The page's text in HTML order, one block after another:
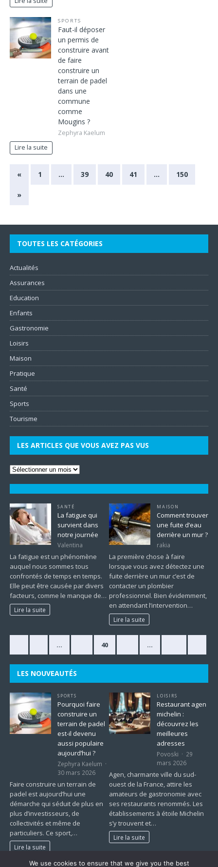
SPORTS
Faut-il déposer
un permis de
construire avant
de faire
construire un
terrain de padel
dans une
commune
comme
Mougins ?
Zephyra Kaelum
Lire la suite
« 1 … 39 40 41 … 150
»
TOUTES LES CATÉGORIES
Actualités
Assurances
Education
Enfants
Gastronomie
Loisirs
Maison
Pratique
Santé
Sports
Tourisme
LES ARTICLES QUE VOUS AVEZ PAS VUS
SANTÉ
La fatigue qui
survient dans
notre journée
Valentina
La fatigue est un phénomène
auquel nous sommes tous
confrontés de temps en temps.
Elle peut être causée par divers
facteurs, comme le manque de…
Lire la suite
MAISON
Comment trouver
une fuite d’eau
derrière un mur ?
rakia
La première chose à faire
lorsque vous avez détectez une
fuite derrière un mur c’est de
contacter un plombier
professionnel. Bien évidemment,
en attendant l’intervention…
Lire la suite
… 40 …
LES NOUVEAUTÉS
SPORTS
Pourquoi faire
construire un
terrain de padel
est-il devenu
aussi populaire
aujourd’hui ?
Zephyra Kaelum
30 mars 2026
Faire construire un terrain de
padel est aujourd’hui une
démarche qui séduit de plus en
plus d’investisseurs, de
collectivités et même de
particuliers. Ce sport,…
Lire la suite
LOISIRS
Restaurant agen
michelin :
découvrez les
meilleures
adresses
Povoski
29
mars 2026
Agen, charmante ville du sud-
ouest de la France, attire les
amateurs de gastronomie avec
ses restaurants renommés. Les
établissements à étoile Michelin
s’y trouvent et…
Lire la suite
We use cookies to ensure that we give you the best